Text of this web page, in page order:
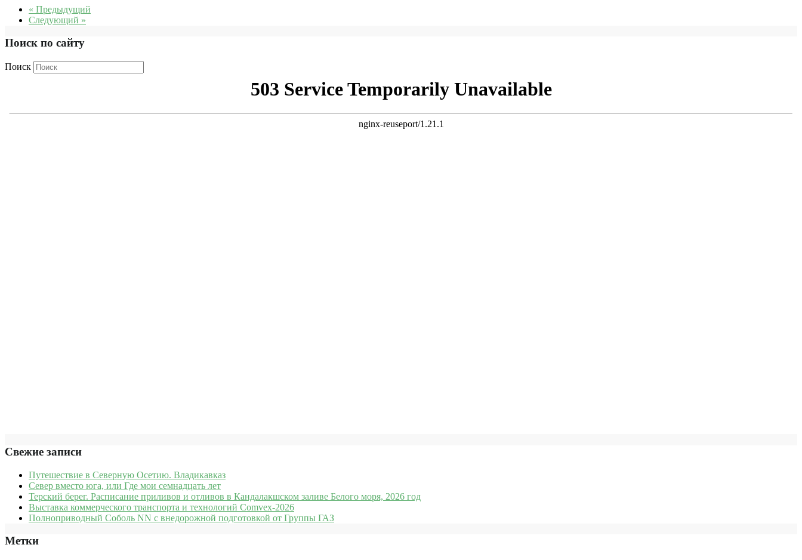
« Предыдущий
Следующий »
Поиск по сайту
Поиск
Свежие записи
Путешествие в Северную Осетию. Владикавказ
Север вместо юга, или Где мои семнадцать лет
Терский берег. Расписание приливов и отливов в Кандалакшском заливе Белого моря, 2026 год
Выставка коммерческого транспорта и технологий Comvex-2026
Полноприводный Соболь NN с внедорожной подготовкой от Группы ГАЗ
Метки